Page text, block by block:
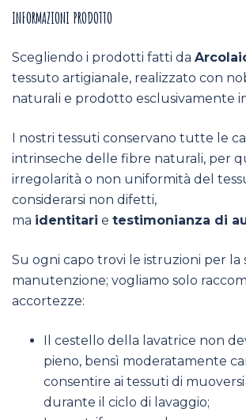
INFORMAZIONI PRODOTTO
Scegliendo i prodotti fatti da
tessuto artigianale, realizzato con
naturali e prodotto esclusivamente
I nostri tessuti conservano tutte le
intrinseche delle fibre naturali, per
irregolarità o non uniformità del
considerarsi non difetti,
ma identitari e testimonianza di
Su ogni capo trovi le istruzioni per la
manutenzione; vogliamo solo
accortezze:
Il cestello della lavatrice non
pieno, bensì moderatamente
consentire ai tessuti di
durante il ciclo di lavaggio;